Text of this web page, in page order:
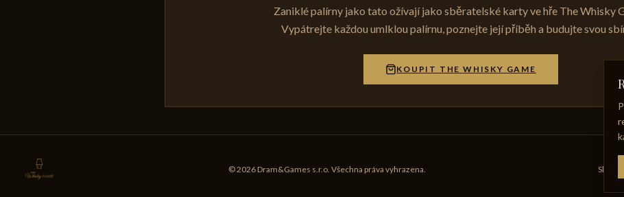
Zaniklé palírny jako tato ožívají jako sběratelské karty ve hře The Whisky
Vypátrejte každou umlklou palírnu, poznejte její příběh a budujte svou
KOUPIT THE WHISKY GAME
© 2026 Dram&Games s.r.o. Všechna práva vyhrazena.